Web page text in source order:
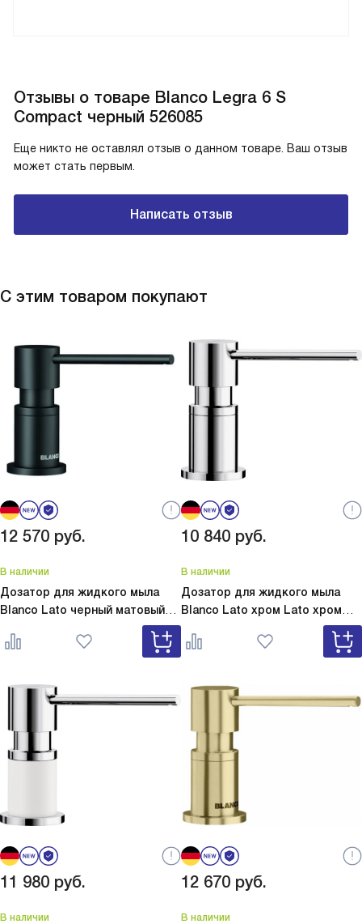
Отзывы о товаре Blanco Legra 6 S
Compact черный 526085
Еще никто не оставлял отзыв о данном товаре. Ваш отзыв
может стать первым.
Написать отзыв
С этим товаром покупают
12 570 руб.
В наличии
Дозатор для жидкого мыла
Blanco Lato черный матовый
Lato черный матовый 525789
10 840 руб.
В наличии
Дозатор для жидкого мыла
Blanco Lato хром Lato хром
11 980 руб.
В наличии
12 670 руб.
В наличии